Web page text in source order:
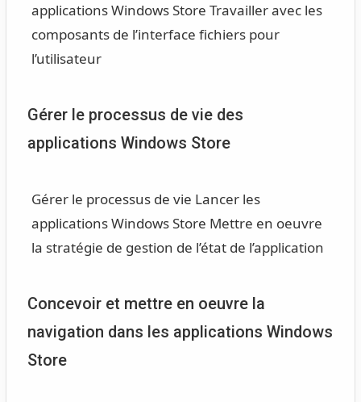
applications Windows Store Travailler avec les
composants de l’interface fichiers pour
l’utilisateur
Gérer le processus de vie des
applications Windows Store
Gérer le processus de vie Lancer les
applications Windows Store Mettre en oeuvre
la stratégie de gestion de l’état de l’application
Concevoir et mettre en oeuvre la
navigation dans les applications Windows
Store